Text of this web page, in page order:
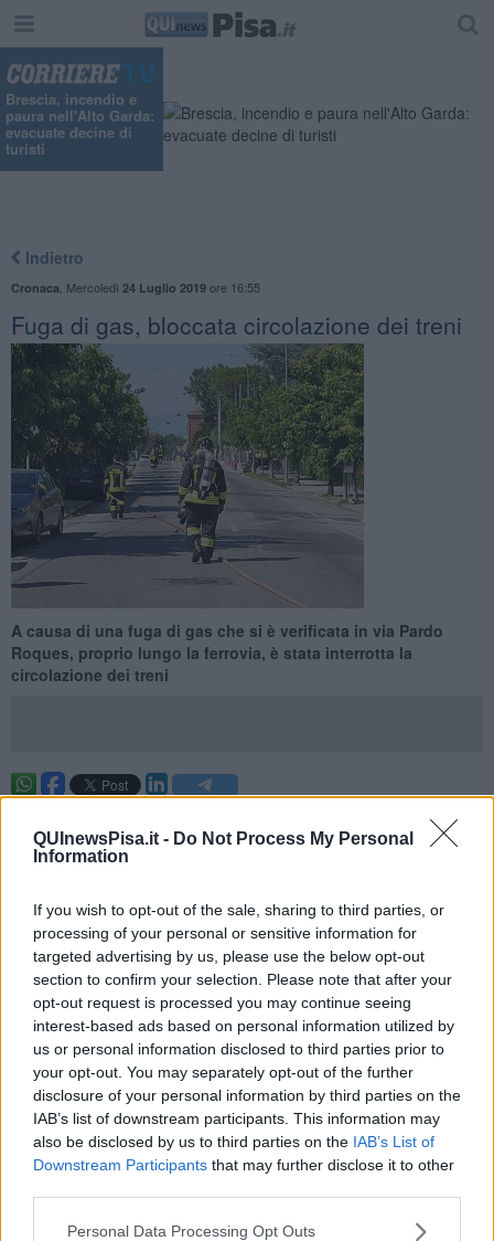
QUInewsPisa.it - Do Not Process My Personal
Information
If you wish to opt-out of the sale, sharing to third parties, or
processing of your personal or sensitive information for
targeted advertising by us, please use the below opt-out
section to confirm your selection. Please note that after your
opt-out request is processed you may continue seeing
interest-based ads based on personal information utilized by
us or personal information disclosed to third parties prior to
your opt-out. You may separately opt-out of the further
disclosure of your personal information by third parties on the
IAB’s list of downstream participants. This information may
also be disclosed by us to third parties on the IAB’s List of
Downstream Participants that may further disclose it to other
Personal Data Processing Opt Outs
Brescia, incendio e
paura nell'Alto Garda:
evacuate decine di
turisti
Indietro
Cronaca Mercoledì 24 Luglio 2019ore 16:55
Fuga di gas, bloccata circolazione dei treni
A causa di una fuga di gas che si è verificata in via Pardo
Roques, proprio lungo la ferrovia, è stata interrotta la
circolazione dei treni
Bloccata la linea ferroviaria tra Pisa e Lucca a causa di una
fuga di gas che si è verificata in via Pardo Roques, nel quartiere di
Porta a Lucca in prossimità dei binari.
gas, per ripristinare la normalità.
Il fatto si è verificato in un cantiere, così come riporta una nota
diffusa dal Comune di Pisa:
"Nell’ambito dei lavori di sistemazione idraulica di Pisa Nord, in
particolare durante lo scavo del nuovo tratto di fognatura per
collegare Porta a Lucca al nuovo collettore di via Tino da Camaino,
oggi nel primo pomeriggiola ditta incaricata dello scavo ha
incidentalmente danneggiato una tubatura che trasporta gas
metano a media pressione
(ovvero a pressione più alta rispetto a
quella della distribuzione). La tubazione è stata danneggiata nello
scavo lungo via Pardo Roques.